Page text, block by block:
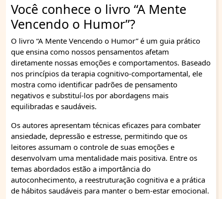
Você conhece o livro “A Mente
Vencendo o Humor”?
O livro “A Mente Vencendo o Humor” é um guia prático
que ensina como nossos pensamentos afetam
diretamente nossas emoções e comportamentos. Baseado
nos princípios da terapia cognitivo-comportamental, ele
mostra como identificar padrões de pensamento
negativos e substituí-los por abordagens mais
equilibradas e saudáveis.
Os autores apresentam técnicas eficazes para combater
ansiedade, depressão e estresse, permitindo que os
leitores assumam o controle de suas emoções e
desenvolvam uma mentalidade mais positiva. Entre os
temas abordados estão a importância do
autoconhecimento, a reestruturação cognitiva e a prática
de hábitos saudáveis para manter o bem-estar emocional.